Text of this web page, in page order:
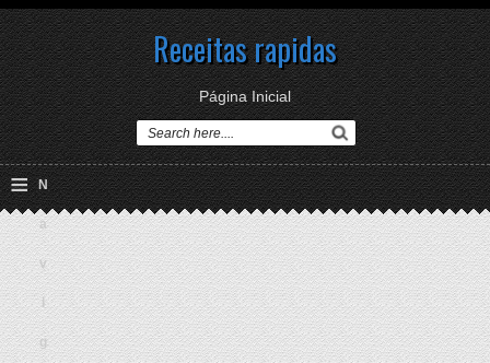
Receitas rapidas
Página Inicial
≡ N
a
v
i
g